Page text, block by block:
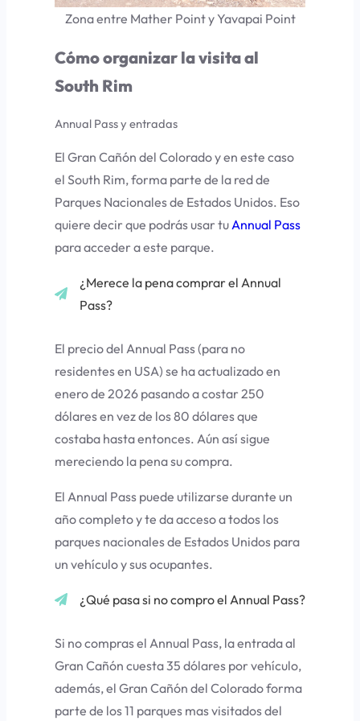
Zona entre Mather Point y Yavapai Point
Cómo organizar la visita al
South Rim
Annual Pass y entradas
El Gran Cañón del Colorado y en este caso
el South Rim, forma parte de la red de
Parques Nacionales de Estados Unidos. Eso
quiere decir que podrás usar tu Annual Pass
para acceder a este parque.
¿Merece la pena comprar el Annual
Pass?
El precio del Annual Pass (para no
residentes en USA) se ha actualizado en
enero de 2026 pasando a costar 250
dólares en vez de los 80 dólares que
costaba hasta entonces. Aún así sigue
mereciendo la pena su compra.
El Annual Pass puede utilizarse durante un
año completo y te da acceso a todos los
parques nacionales de Estados Unidos para
un vehículo y sus ocupantes.
¿Qué pasa si no compro el Annual Pass?
Si no compras el Annual Pass, la entrada al
Gran Cañón cuesta 35 dólares por vehículo,
además, el Gran Cañón del Colorado forma
parte de los 11 parques mas visitados del